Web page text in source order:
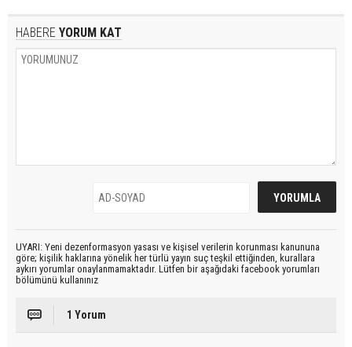
HABERE YORUM KAT
UYARI: Yeni dezenformasyon yasası ve kişisel verilerin korunması kanununa
göre; kişilik haklarına yönelik her türlü yayın suç teşkil ettiğinden, kurallara
aykırı yorumlar onaylanmamaktadır. Lütfen bir aşağıdaki facebook yorumları
bölümünü kullanınız
1 Yorum